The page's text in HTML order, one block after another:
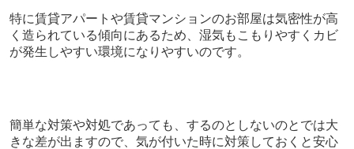
特に賃貸アパートや賃貸マンションのお部屋は気密性が高
く造られている傾向にあるため、湿気もこもりやすくカビ
が発生しやすい環境になりやすいのです。
簡単な対策や対処であっても、するのとしないのとでは大
きな差が出ますので、気が付いた時に対策しておくと安心